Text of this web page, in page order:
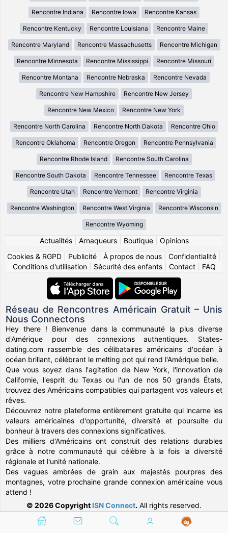
Rencontre Indiana Rencontre Iowa Rencontre Kansas
Rencontre Kentucky Rencontre Louisiana Rencontre Maine
Rencontre Maryland Rencontre Massachusetts Rencontre Michigan
Rencontre Minnesota Rencontre Mississippi Rencontre Missouri
Rencontre Montana Rencontre Nebraska Rencontre Nevada
Rencontre New Hampshire Rencontre New Jersey
Rencontre New Mexico Rencontre New York
Rencontre North Carolina Rencontre North Dakota Rencontre Ohio
Rencontre Oklahoma Rencontre Oregon Rencontre Pennsylvania
Rencontre Rhode Island Rencontre South Carolina
Rencontre South Dakota Rencontre Tennessee Rencontre Texas
Rencontre Utah Rencontre Vermont Rencontre Virginia
Rencontre Washington Rencontre West Virginia Rencontre Wisconsin
Rencontre Wyoming
Actualités| Arnaqueurs| Boutique| Opinions
Cookies & RGPD
Publicité À propos de nous Confidentialité
Conditions d'utilisation| Sécurité des enfants| Contact| FAQ
Réseau de Rencontres Américain Gratuit – Unis
Nous Connectons
Hey there ! Bienvenue dans la communauté la plus diverse
d'Amérique pour des connexions authentiques. States-
dating.com rassemble des célibataires américains d'océan à
océan brillant, célébrant le melting pot qui rend l'Amérique belle.
Que vous soyez dans l'agitation de New York, l'innovation de
Californie, l'esprit du Texas ou l'un de nos 50 grands États,
trouvez des Américains compatibles qui partagent vos valeurs et
rêves.
Découvrez notre plateforme entièrement gratuite qui incarne les
valeurs américaines d'opportunité, diversité et poursuite du
bonheur à travers des connexions significatives.
Des milliers d'Américains ont construit des relations durables
grâce à notre communauté qui célèbre à la fois la diversité
régionale et l'unité nationale.
Des vagues ambrées de grain aux majestés pourpres des
montagnes, votre prochaine grande connexion américaine vous
attend !
© 2026 Copyright ISN Connect. All rights reserved.